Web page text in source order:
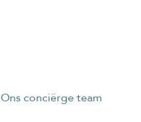
Ons conciërge team